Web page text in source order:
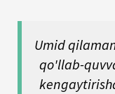
Umid
qo'llab-